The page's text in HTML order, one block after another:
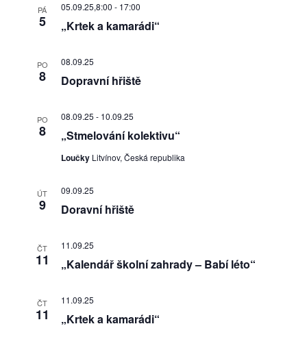
PÁ
5 „Krtek a kamarádi“
05.09.25,8:00 - 17:00
PO
8 Dopravní hřiště
08.09.25
PO
8 „Stmelování kolektivu“
08.09.25 - 10.09.25
Loučky Litvínov, Česká republika
ÚT
9 Doravní hřiště
09.09.25
ČT
11 „Kalendář školní zahrady – Babí léto“
11.09.25
ČT
11 „Krtek a kamarádi“
11.09.25